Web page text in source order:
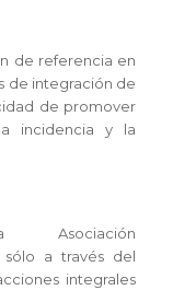
de referencia en
de integración de
de promover
incidencia y la
Asociación
a través del
integrales